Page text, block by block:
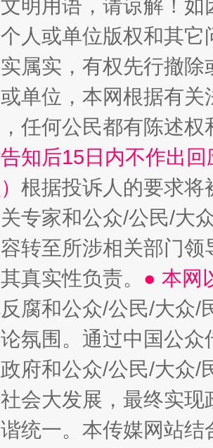
明用语，请谅解！
人或单位版权和其它
属实，有权先行撤
单位，本网根据有
任何公民都有陈述
知后15日内不作出
根据投诉人的要求将
专家和公众/公民/大
转至所涉相关部门
真实性负责。 ● 本网
反腐和公众/公民/大众
氛围。通过中国公
府和公众/公民/大众
会大发展，最终实
统一。本传媒网站